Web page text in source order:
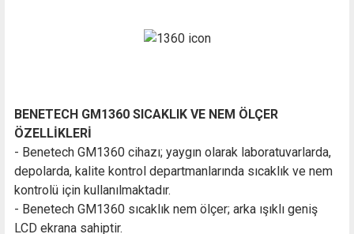
BENETECH GM1360 SICAKLIK VE NEM ÖLÇER
ÖZELLİKLERİ
- Benetech GM1360 cihazı; yaygın olarak laboratuvarlarda,
depolarda, kalite kontrol departmanlarında sıcaklık ve nem
kontrolü için kullanılmaktadır.
- Benetech GM1360 sıcaklık nem ölçer; arka ışıklı geniş
LCD ekrana sahiptir.